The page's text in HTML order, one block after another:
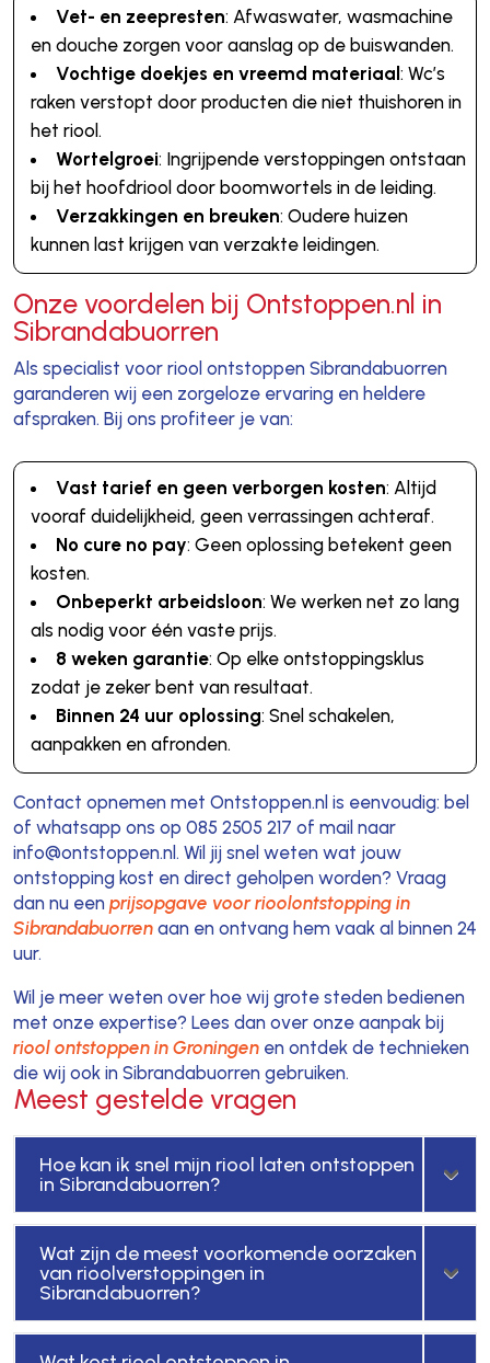
Vet- en zeepresten: Afwaswater, wasmachine
en douche zorgen voor aanslag op de buiswanden.
Vochtige doekjes en vreemd materiaal: Wc’s
raken verstopt door producten die niet thuishoren in
het riool.
Wortelgroei: Ingrijpende verstoppingen ontstaan
bij het hoofdriool door boomwortels in de leiding.
Verzakkingen en breuken: Oudere huizen
kunnen last krijgen van verzakte leidingen.
Onze voordelen bij Ontstoppen.nl in
Sibrandabuorren
Als specialist voor riool ontstoppen Sibrandabuorren
garanderen wij een zorgeloze ervaring en heldere
afspraken. Bij ons profiteer je van:
Vast tarief en geen verborgen kosten: Altijd
vooraf duidelijkheid, geen verrassingen achteraf.
No cure no pay: Geen oplossing betekent geen
kosten.
Onbeperkt arbeidsloon: We werken net zo lang
als nodig voor één vaste prijs.
8 weken garantie: Op elke ontstoppingsklus
zodat je zeker bent van resultaat.
Binnen 24 uur oplossing: Snel schakelen,
aanpakken en afronden.
Contact opnemen met Ontstoppen.nl is eenvoudig: bel
of whatsapp ons op 085 2505 217 of mail naar
info@ontstoppen.nl. Wil jij snel weten wat jouw
ontstopping kost en direct geholpen worden? Vraag
dan nu een prijsopgave voor rioolontstopping in
Sibrandabuorrenaan en ontvang hem vaak al binnen 24
uur.
Wil je meer weten over hoe wij grote steden bedienen
met onze expertise? Lees dan over onze aanpak bij
riool ontstoppen in Groningenen ontdek de technieken
die wij ook in Sibrandabuorren gebruiken.
Meest gestelde vragen
Hoe kan ik snel mijn riool laten ontstoppen
in Sibrandabuorren?
Wat zijn de meest voorkomende oorzaken
van rioolverstoppingen in
Sibrandabuorren?